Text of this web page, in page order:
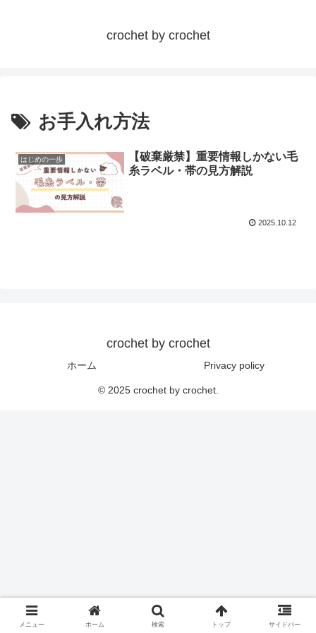
crochet by crochet
お手入れ方法
はじめの一歩
【破棄厳禁】重要情報しかない毛
糸ラベル・帯の見方解説
2025.10.12
crochet by crochet
ホーム Privacy policy
© 2025 crochet by crochet.
メニュー ホーム 検索 トップ サイドバー